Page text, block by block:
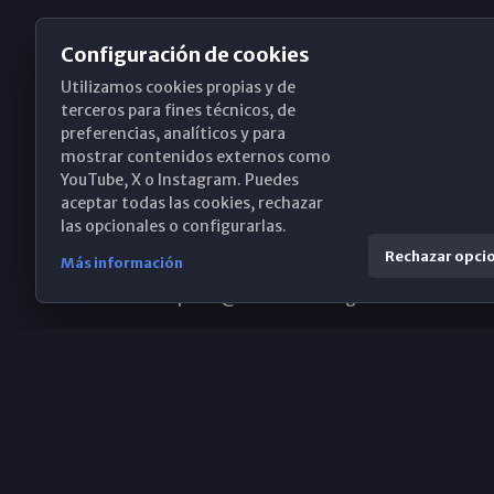
Obispado de Málaga
Santa María, 18-20. 29015 Málaga
(+34) 952 224 386
Configuración de cookies
Utilizamos cookies propias y de
terceros para fines técnicos, de
preferencias, analíticos y para
mostrar contenidos externos como
YouTube, X o Instagram. Puedes
aceptar todas las cookies, rechazar
las opcionales o configurarlas.
Más información Rechazar